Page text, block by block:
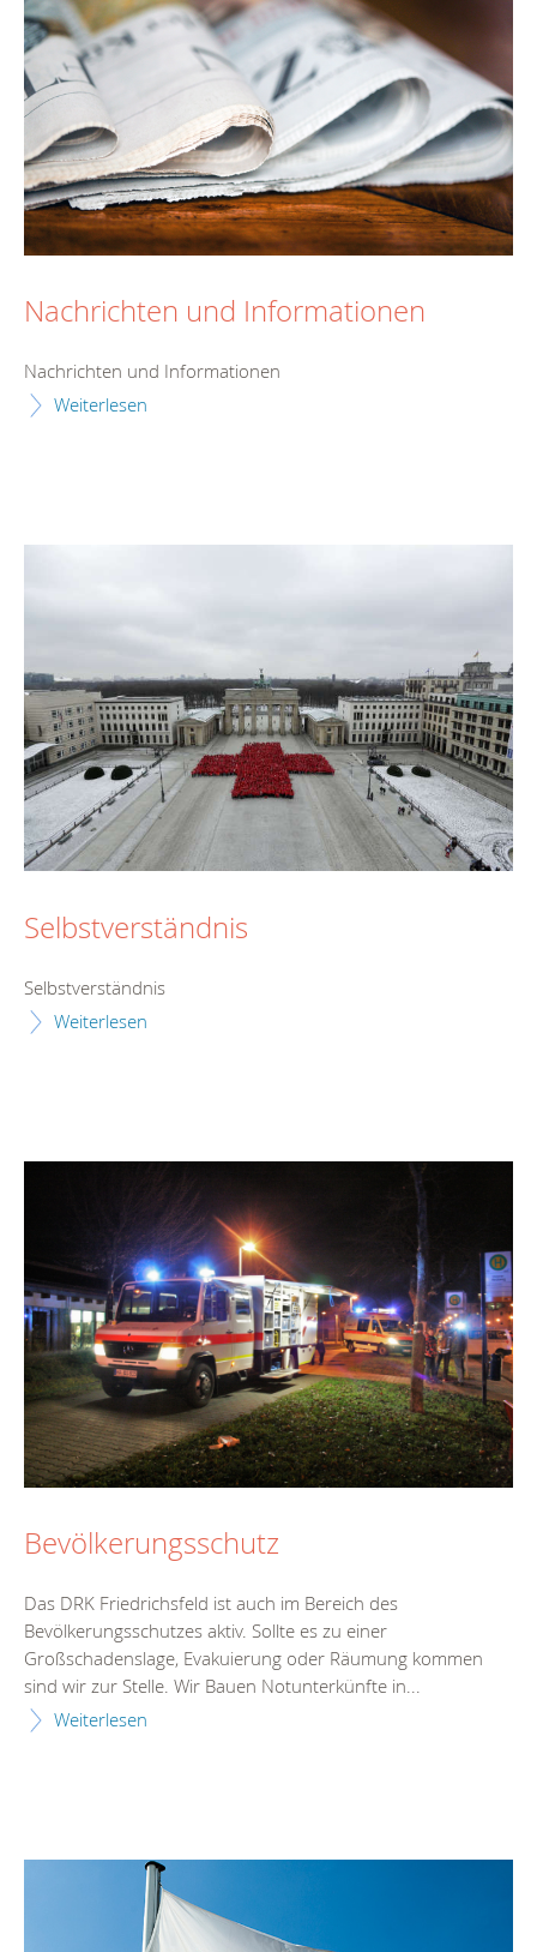
Nachrichten und Informationen
Nachrichten und Informationen
Weiterlesen
Selbstverständnis
Selbstverständnis
Weiterlesen
Bevölkerungsschutz
Das DRK Friedrichsfeld ist auch im Bereich des
Bevölkerungsschutzes aktiv. Sollte es zu einer
Großschadenslage, Evakuierung oder Räumung kommen
sind wir zur Stelle. Wir Bauen Notunterkünfte in...
Weiterlesen